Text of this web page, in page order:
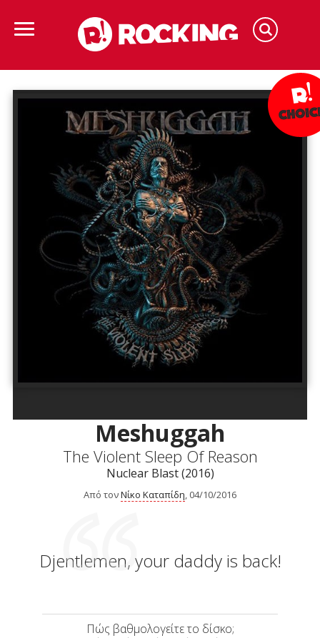
Meshuggah
The Violent Sleep Of Reason
Nuclear Blast (2016)
Από τονΝίκο Καταπίδη, 04/10/2016
Djentlemen, your daddy is back!
Πώς βαθμολογείτε το δίσκο;